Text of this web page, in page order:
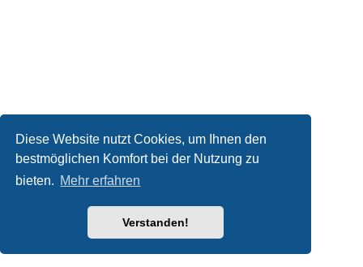
Diese Website nutzt Cookies, um Ihnen den
bestmöglichen Komfort bei der Nutzung zu
bieten. Mehr erfahren
Verstanden!